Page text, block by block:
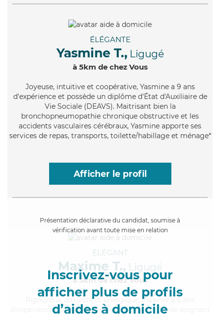
ÉLÉGANTE
Yasmine T., Ligugé
à 5km de chez Vous
Joyeuse, intuitive et coopérative, Yasmine a 9 ans
d'expérience et possède un diplôme d'État d'Auxiliaire de
Vie Sociale (DEAVS). Maitrisant bien la
bronchopneumopathie chronique obstructive et les
accidents vasculaires cérébraux, Yasmine apporte ses
services de repas, transports, toilette/habillage et ménage*
Afficher le profil
Présentation déclarative du candidat, soumise à
vérification avant toute mise en relation
Inscrivez-vous pour
afficher plus de profils
d’aides à domicile
ÉLÉGANT
Maxime T., Ligugé
à 5km de chez Vous
, altruiste et énergique, Maxime a 6 ans
d'expérience et possède un diplôme d'Etat d'aide-soignant